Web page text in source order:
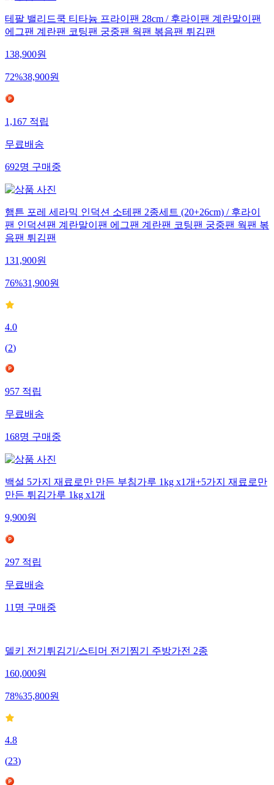
테팔 밸리드쿡 티타늄 프라이팬 28cm / 후라이팬 계란말이팬
에그팬 계란팬 코팅팬 궁중팬 웍팬 볶음팬 튀김팬
138,900원
72%38,900원
1,167 적립
무료배송
692명 구매중
햄튼 포레 세라믹 인덕션 소테팬 2종세트 (20+26cm) / 후라이
팬 인덕션팬 계란말이팬 에그팬 계란팬 코팅팬 궁중팬 웍팬 볶
음팬 튀김팬
131,900원
76%31,900원
4.0
(2)
957 적립
무료배송
168명 구매중
백설 5가지 재료로만 만든 부침가루 1kg x1개+5가지 재료로만
만든 튀김가루 1kg x1개
9,900원
297 적립
무료배송
11 명 구매중
델키 전기튀김기/스티머 전기찜기 주방가전 2종
160,000원
78%35,800원
4.8
(23)